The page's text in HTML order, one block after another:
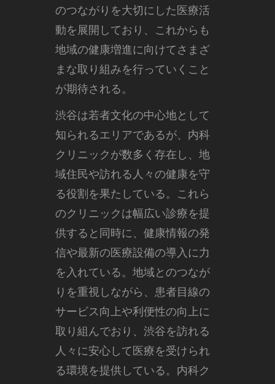
のつながりを大切にした医療活
動を展開しており、これからも
地域の健康増進に向けてさまざ
まな取り組みを行っていくこと
が期待される。
渋谷は若者文化の中心地として
知られるエリアであるが、内科
クリニックが数多く存在し、地
域住民や訪れる人々の健康を守
る役割を果たしている。これら
のクリニックは幅広い診療を提
供すると同時に、健康情報の発
信や最新の医療設備の導入に力
を入れている。地域とのつなが
りを重視しながら、患者目線の
サービス向上や利便性の向上に
取り組んでおり、渋谷を訪れる
人々に安心して医療を受けられ
る環境を提供している。内科ク